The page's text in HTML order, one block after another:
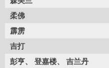
柔佛
霹雳
吉打
彭亨、 登嘉楼、 吉兰丹